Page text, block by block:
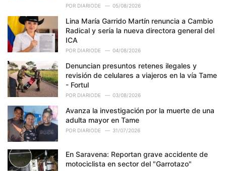
POR DIARIODE 05/08/2026
Lina María Garrido Martín renuncia a Cambio
Radical y sería la nueva directora general del
ICA
POR DIARIODE 04/08/2026
Denuncian presuntos retenes ilegales y
revisión de celulares a viajeros en la vía Tame
- Fortul
POR DIARIODE 03/08/2026
Avanza la investigación por la muerte de una
adulta mayor en Tame
POR DIARIODE 31/07/2026
En Saravena: Reportan grave accidente de
motociclista en sector del "Garrotazo"